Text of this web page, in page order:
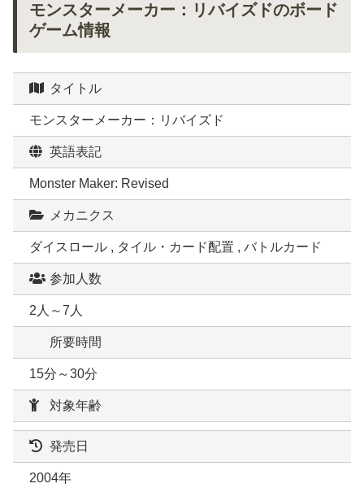
モンスターメーカー：リバイズドのボード
ゲーム情報
タイトル
モンスターメーカー：リバイズド
英語表記
Monster Maker: Revised
メカニクス
ダイスロール , タイル・カード配置 , バトルカード
参加人数
2人～7人
所要時間
15分～30分
対象年齢
発売日
2004年